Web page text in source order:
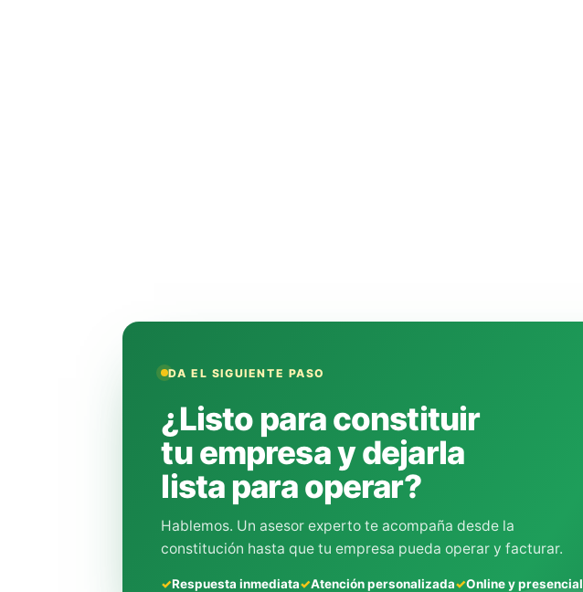
DA EL SIGUIENTE PASO
¿Listo para constituir
tu empresa y dejarla
lista para operar?
Hablemos. Un asesor experto te acompaña desde la
constitución hasta que tu empresa pueda operar y facturar.
Respuesta inmediata Atención personalizada Online y presencial